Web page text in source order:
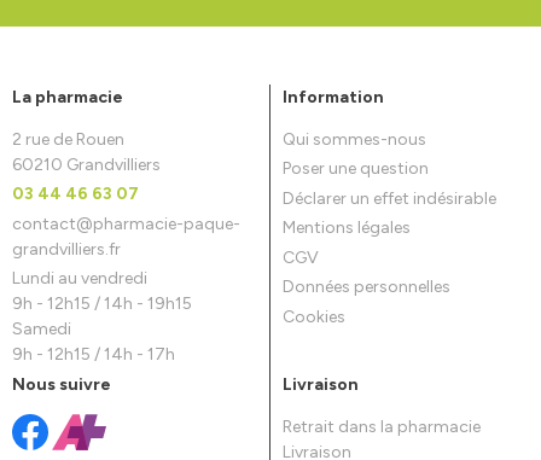
La pharmacie
2 rue de Rouen
60210 Grandvilliers
03 44 46 63 07
contact@pharmacie-paque-
grandvilliers.fr
Lundi au vendredi
9h - 12h15 / 14h - 19h15
Samedi
9h - 12h15 / 14h - 17h
Information
Qui sommes-nous
Poser une question
Déclarer un effet indésirable
Mentions légales
CGV
Données personnelles
Cookies
Nous suivre Livraison
Retrait dans la pharmacie
Livraison